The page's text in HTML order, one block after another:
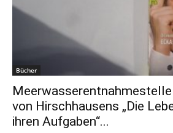
Bücher
von Hirschhausens „Die
ihren Aufgaben“...